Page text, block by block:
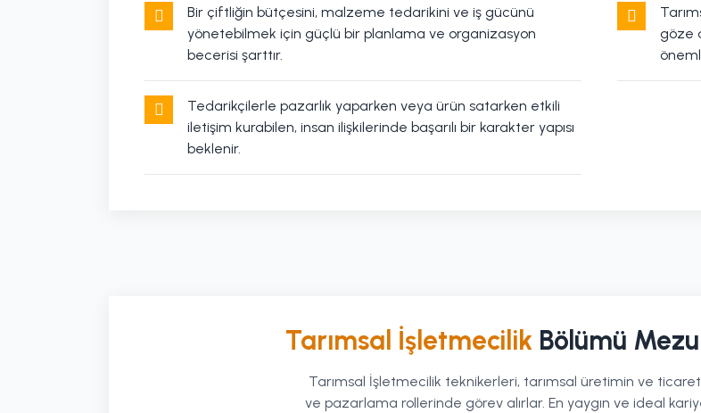
Bir çiftliğin bütçesini, malzeme tedarikini ve iş gücünü
yönetebilmek için güçlü bir planlama ve organizasyon
becerisi şarttır.
göze
Tedarikçilerle pazarlık yaparken veya ürün satarken etkili
iletişim kurabilen, insan ilişkilerinde başarılı bir karakter yapısı
beklenir.
Tarımsal İşletmecilik Bölümü
Tarımsal İşletmecilik teknikerleri, tarımsal üretimin ve
ve pazarlama rollerinde görev alırlar. En yaygın ve ideal